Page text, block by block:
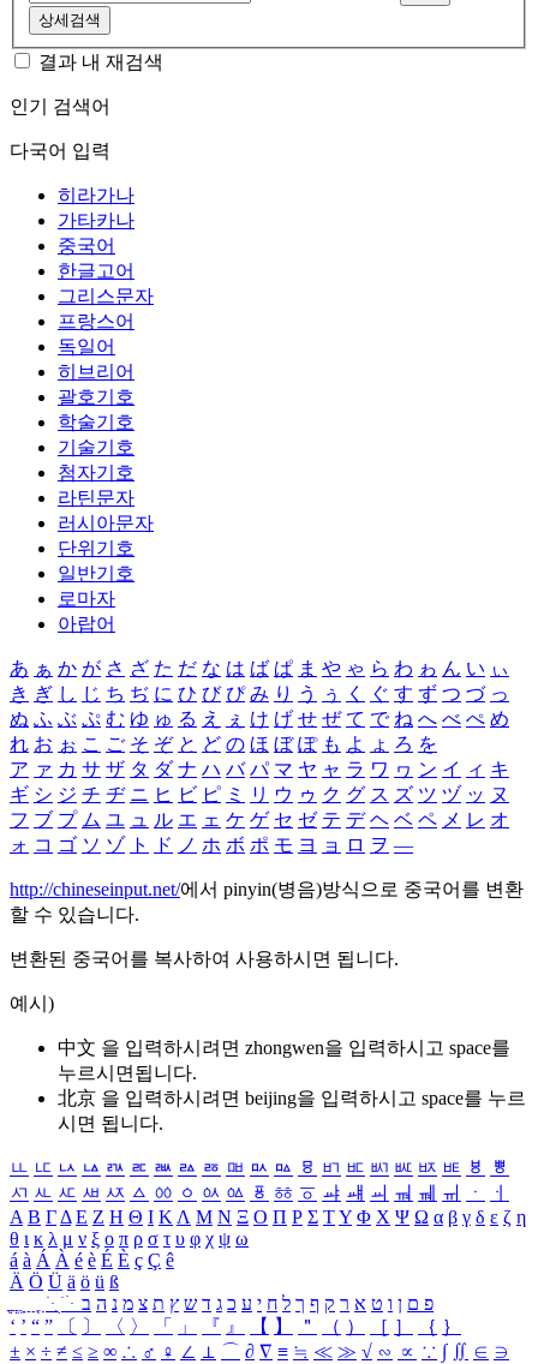
상세검색
결과 내 재검색
인기 검색어
다국어 입력
히라가나
가타카나
중국어
한글고어
그리스문자
프랑스어
독일어
히브리어
괄호기호
학술기호
기술기호
첨자기호
라틴문자
러시아문자
단위기호
일반기호
로마자
아랍어
あ ぁ か が さ ざ た だ な は ば ぱ ま や ゃ ら わ ゎ ん い ぃ
き ぎ し じ ち ぢ に ひ び ぴ み り う ぅ く ぐ す ず つ づ っ
ぬ ふ ぶ ぷ む ゆ ゅ る え ぇ け げ せ ぜ て で ね へ べ ぺ め
れ お ぉ こ ご そ ぞ と ど の ほ ぼ ぽ も よ ょ ろ を
ア ァ カ サ ザ タ ダ ナ ハ バ パ マ ヤ ャ ラ ワ ヮ ン イ ィ キ
ギ シ ジ チ ヂ ニ ヒ ビ ピ ミ リ ウ ゥ ク グ ス ズ ツ ヅ ッ ヌ
フ ブ プ ム ユ ュ ル エ ェ ケ ゲ セ ゼ テ デ ヘ ベ ペ メ レ オ
ォ コ ゴ ソ ゾ ト ド ノ ホ ボ ポ モ ヨ ョ ロ ヲ ―
http://chineseinput.net/에서 pinyin(병음)방식으로 중국어를 변환
할 수 있습니다.
변환된 중국어를 복사하여 사용하시면 됩니다.
예시)
中文 을 입력하시려면 zhongwen을 입력하시고 space를
누르시면됩니다.
北京 을 입력하시려면 beijing을 입력하시고 space를 누르
시면 됩니다.
ㅥ ㅦ ㅧ ㅨ ㅩ ㅪ ㅫ ㅬ ㅭ ㅮ ㅯ ㅰ ㅱ ㅲ ㅳ ㅴ ㅵ ㅶ ㅷ ㅸ
ㅹ
ㅺ ㅻ ㅼ ㅽ ㅾ ㅿ ㆀ ㆁ ㆂ ㆃ ㆄ ㆅ ㆆ ㆇ ㆈ ㆉ ㆊ ㆋ ㆌ ㆍ
ㆎ
Α Β ΓΔ Ε Ζ Η Θ Ι ΚΛ Μ Ν Ξ Ο Π Ρ Σ ΤΥ Φ Χ Ψ Ω α β γ δ ε ζ η
θ ι κ λ μ ν ξ ο π ρ σ τ υ φ χ ψ ω
á à Á À é è É È ç Ç ê
Ä Ö Ü ä ö ü ß
ִֶֹ ֻּ ׁׂ פ ם ן ו ט א ר ק ף ך ל ח י ע כ ג ד ש ץ ת צ מ נ ה ב
‘ ’ “ ” 〔 〕 〈 〉 「 」 『 』 【 】 ＂ （ ） ［ ］ ｛ ｝
± × ÷ ≠ ≤ ≥ ∞ ∴ ♂ ♀ ∠ ⊥ ⌒ ∂ ∇ ≡ ≒ ≪ ≫ √ ∽ ∝ ∵ ∫ ∬ ∈ ∋